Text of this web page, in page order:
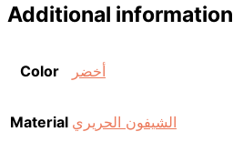
Additional information
Color أخضر
Material الشيفون الحريري